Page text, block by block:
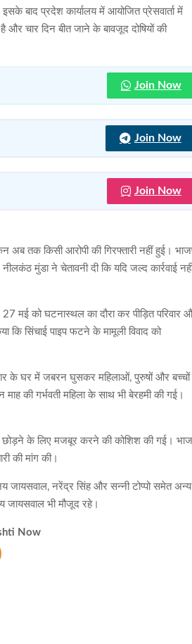
बाद प्रदेश कार्यालय में आयोजित प्रेसवार्ता में
और चार दिन बीत जाने के बावजूद दोषियों की
Join Now
Join Now
Join Now
अब तक किसी आरोपी की गिरफ्तारी नहीं हुई।
मुंडा ने चेतावनी दी कि यदि जल्द कार्रवाई
मई को घटनास्थल का दौरा कर पीड़ित परिवार
कि सिंचाई पाइप फटने के मामूली विवाद को
के घर में जबरन घुसकर महिलाओं, पुरुषों और
की गर्भवती महिला के साथ भी बेरहमी की गई।
छोड़ने के लिए मजबूर करने की कोशिश की गई।
की मांग की।
जायसवाल, नरेंद्र सिंह और सन्नी टोप्पो समेत अन्य
जायसवाल भी मौजूद रहे।
Now